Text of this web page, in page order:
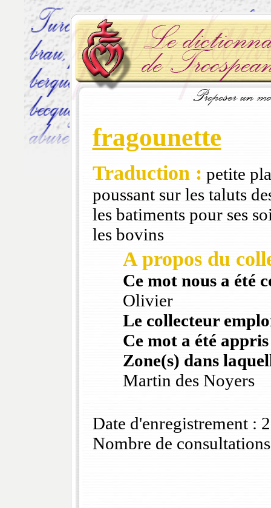
fragounette
Traduction : petite
poussant sur les taluts
les batiments pour ses
les bovins
A propos du
Ce mot nous a été
Olivier
Le collecteur
Ce mot a été
Zone(s) dans
Martin des Noyers
Date d'enregistrement :
Nombre de